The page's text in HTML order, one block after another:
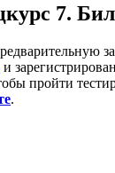
7.
и
пройти
.